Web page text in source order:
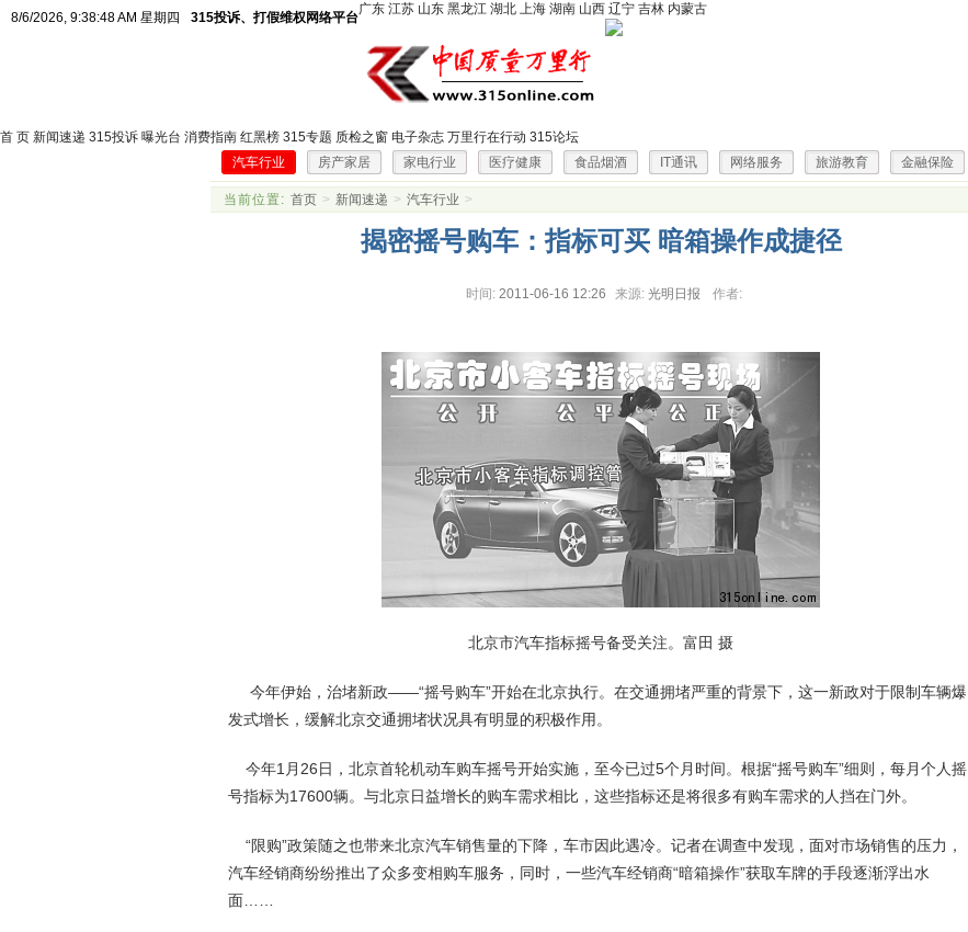
8/6/2026, 9:38:49 AM 星期四 315投诉、打假维权网络平台
广东 江苏 山东 黑龙江 湖北 上海 湖南 山西 辽宁 吉林 内蒙古
首 页 新闻速递 315投诉 曝光台 消费指南 红黑榜 315专题 质检之窗 电子杂志 万里行在行动 315论坛
汽车行业
房产家居 家电行业 医疗健康 食品烟酒 IT通讯 网络服务 旅游教育 金融保险
当前位置: 首页 > 新闻速递 > 汽车行业 >
揭密摇号购车：指标可买 暗箱操作成捷径
时间: 2011-06-16 12:26 来源: 光明日报 作者:
北京市汽车指标摇号备受关注。富田 摄
今年伊始，治堵新政——“摇号购车”开始在北京执行。在交通拥堵严重的背景下，这一新政对于限制车辆爆
发式增长，缓解北京交通拥堵状况具有明显的积极作用。
今年1月26日，北京首轮机动车购车摇号开始实施，至今已过5个月时间。根据“摇号购车”细则，每月个人摇
号指标为17600辆。与北京日益增长的购车需求相比，这些指标还是将很多有购车需求的人挡在门外。
“限购”政策随之也带来北京汽车销售量的下降，车市因此遇冷。记者在调查中发现，面对市场销售的压力，
汽车经销商纷纷推出了众多变相购车服务，同时，一些汽车经销商“暗箱操作”获取车牌的手段逐渐浮出水
面……